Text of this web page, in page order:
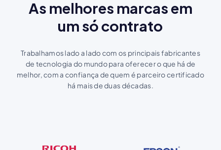
As melhores marcas em
um só contrato
Trabalhamos lado a lado com os principais fabricantes
de tecnologia do mundo para oferecer o que há de
melhor, com a confiança de quem é parceiro certificado
há mais de duas décadas.